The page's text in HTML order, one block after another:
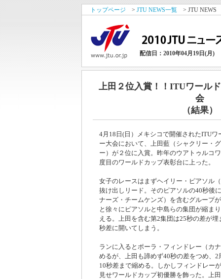
トップページ > JTU NEWS一覧 > JTU NEWS
配信日：2010年04月19日(月)
上田２位入賞！！ITUワール
会
（結果）
4月18日(日）メキシコで開催されたITU
ー大会において、上田藍（シャクリー・
ー）が２位に入賞。昨年のウアトゥルコ
度目のワールドカップ表彰台に上った。
女子のレースはまずヘイリー・ピアソル
抜け出しリード。そのピアソルの40秒後
ナーズ・チームケンズ）を含むグループ
と徐々にピアソルと中島らの集団が縮ま
える。上田を含む第2集団は25秒の差が
秒差に開いてしまう。
ランに入るとポーラ・フィンドレー（カ
めるが、上田も諦めず40秒の差をつめ、
10秒差まで縮める。しかしフィンドレー
見せワールドカップ初優勝を飾った。上